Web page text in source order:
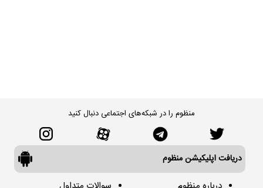
منظوم را در شبکه‌های اجتماعی دنبال کنید
دریافت اپلیکیشن منظوم